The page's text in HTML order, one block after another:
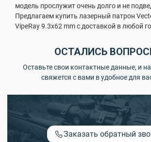
модель прослужит очень долго и не
Предлагаем купить лазерный патрон
VipeRay 9.3x62 mm с доставкой в любой
ОСТАЛИСЬ
Оставьте свои контактные данные, и
свяжется с вами в удобное для
Заказать обратный